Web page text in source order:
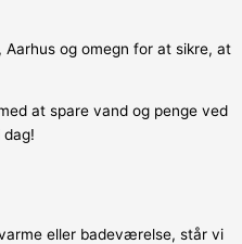
og omegn for at sikre, at
at spare vand og penge ved
eller badeværelse, står vi